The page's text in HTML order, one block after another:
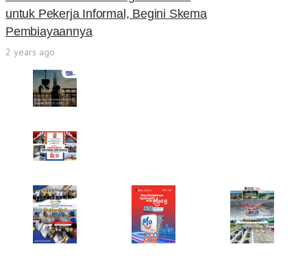
untuk Pekerja Informal, Begini Skema
Pembiayaannya
2 years ago